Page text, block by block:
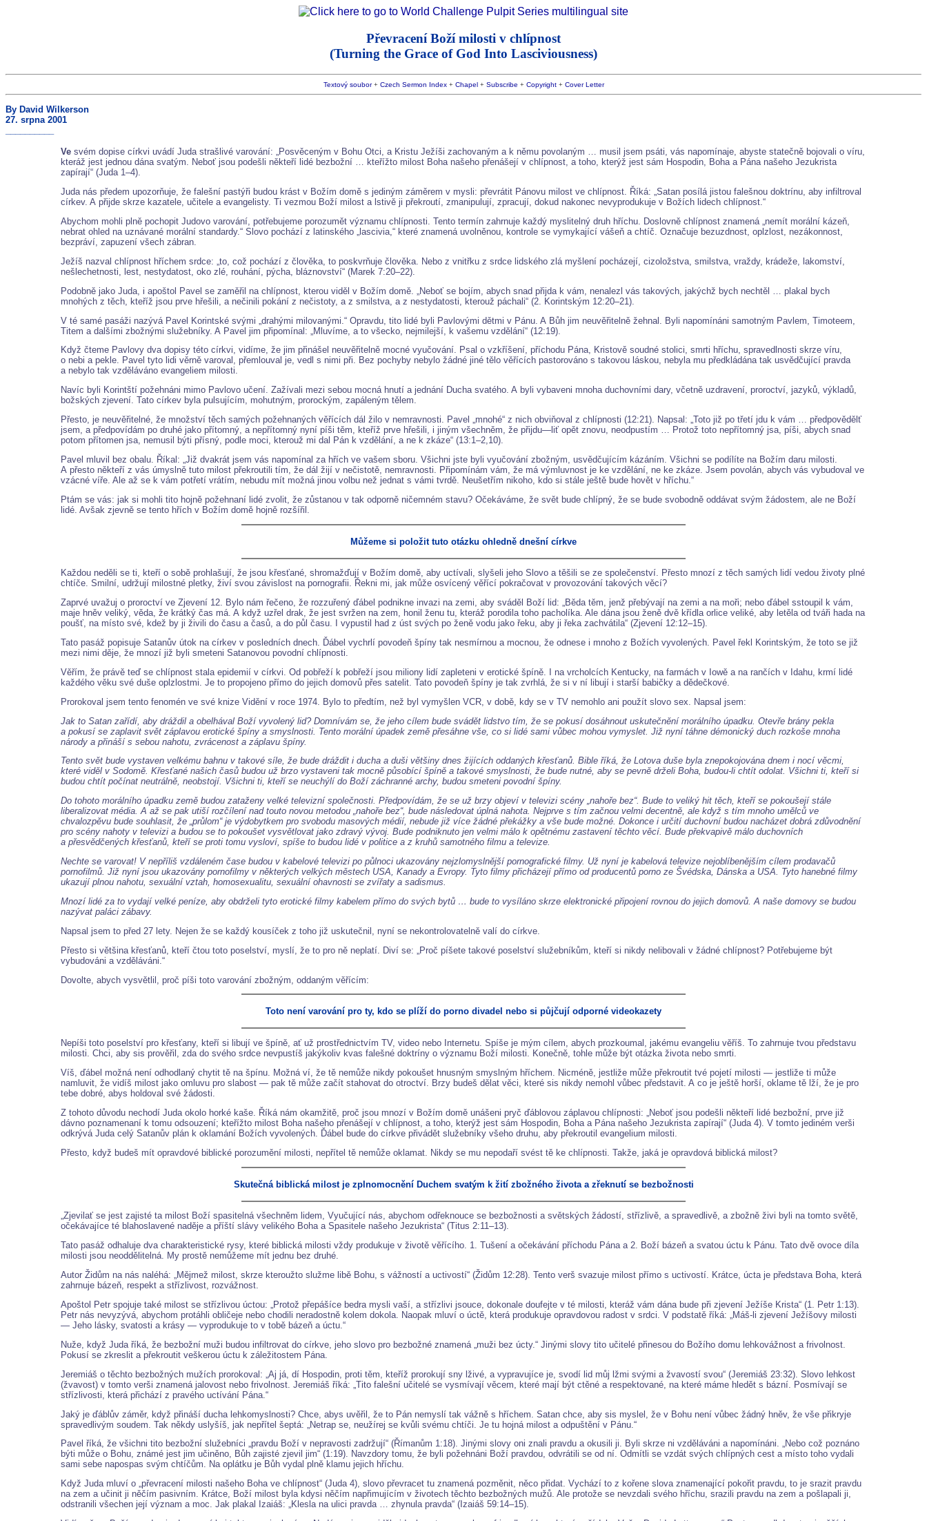
Převracení Boží milosti v chlípnost
(Turning the Grace of God Into Lasciviousness)
Textový soubor+ Czech Sermon Index+ Chapel + Subscribe + Copyright+ Cover Letter
By David Wilkerson
27. srpna 2001
Ve svém dopise církvi uvádí Juda strašlivé varování: „Posvěceným v Bohu Otci, a Kristu Ježíši zachovaným a k němu povolaným … musil jsem psáti, vás napomínaje, abyste statečně bojovali o víru,
kteráž jest jednou dána svatým. Neboť jsou podešli někteří lidé bezbožní … kteřížto milost Boha našeho přenášejí v chlípnost, a toho, kterýž jest sám Hospodin, Boha a Pána našeho Jezukrista
zapírají“ (Juda 1–4).
Juda nás předem upozorňuje, že falešní pastýři budou krást v Božím domě s jediným záměrem v mysli: převrátit Pánovu milost ve chlípnost. Říká: „Satan posílá jistou falešnou doktrínu, aby infiltroval
církev. A přijde skrze kazatele, učitele a evangelisty. Ti vezmou Boží milost a lstivě ji překroutí, zmanipulují, zpracují, dokud nakonec nevyprodukuje v Božích lidech chlípnost.“
Abychom mohli plně pochopit Judovo varování, potřebujeme porozumět významu chlípnosti. Tento termín zahrnuje každý myslitelný druh hříchu. Doslovně chlípnost znamená „nemít morální kázeň,
nebrat ohled na uznávané morální standardy.“ Slovo pochází z latinského „lascivia,“ které znamená uvolněnou, kontrole se vymykající vášeň a chtíč. Označuje bezuzdnost, oplzlost, nezákonnost,
bezpráví, zapuzení všech zábran.
Ježíš nazval chlípnost hříchem srdce: „to, což pochází z člověka, to poskvrňuje člověka. Nebo z vnitřku z srdce lidského zlá myšlení pocházejí, cizoložstva, smilstva, vraždy, krádeže, lakomství,
nešlechetnosti, lest, nestydatost, oko zlé, rouhání, pýcha, bláznovství“ (Marek 7:20–22).
Podobně jako Juda, i apoštol Pavel se zaměřil na chlípnost, kterou viděl v Božím domě. „Neboť se bojím, abych snad přijda k vám, nenalezl vás takových, jakýchž bych nechtěl … plakal bych
mnohých z těch, kteříž jsou prve hřešili, a nečinili pokání z nečistoty, a z smilstva, a z nestydatosti, kterouž páchali“ (2. Korintským 12:20–21).
V té samé pasáži nazývá Pavel Korintské svými „drahými milovanými.“ Opravdu, tito lidé byli Pavlovými dětmi v Pánu. A Bůh jim neuvěřitelně žehnal. Byli napomínáni samotným Pavlem, Timoteem,
Titem a dalšími zbožnými služebníky. A Pavel jim připomínal: „Mluvíme, a to všecko, nejmilejší, k vašemu vzdělání“ (12:19).
Když čteme Pavlovy dva dopisy této církvi, vidíme, že jim přinášel neuvěřitelně mocné vyučování. Psal o vzkříšení, příchodu Pána, Kristově soudné stolici, smrti hříchu, spravedlnosti skrze víru,
o nebi a pekle. Pavel tyto lidi věrně varoval, přemlouval je, vedl s nimi při. Bez pochyby nebylo žádné jiné tělo věřících pastorováno s takovou láskou, nebyla mu předkládána tak usvědčující pravda
a nebylo tak vzděláváno evangeliem milosti.
Navíc byli Korintští požehnáni mimo Pavlovo učení. Zažívali mezi sebou mocná hnutí a jednání Ducha svatého. A byli vybaveni mnoha duchovními dary, včetně uzdravení, proroctví, jazyků, výkladů,
božských zjevení. Tato církev byla pulsujícím, mohutným, prorockým, zapáleným tělem.
Přesto, je neuvěřitelné, že množství těch samých požehnaných věřících dál žilo v nemravnosti. Pavel „mnohé“ z nich obviňoval z chlípnosti (12:21). Napsal: „Toto již po třetí jdu k vám … předpovědělť
jsem, a předpovídám po druhé jako přítomný, a nepřítomný nyní píši těm, kteříž prve hřešili, i jiným všechněm, že přijdu—liť opět znovu, neodpustím … Protož toto nepřítomný jsa, píši, abych snad
potom přítomen jsa, nemusil býti přísný, podle moci, kterouž mi dal Pán k vzdělání, a ne k zkáze“ (13:1–2,10).
Pavel mluvil bez obalu. Říkal: „Již dvakrát jsem vás napomínal za hřích ve vašem sboru. Všichni jste byli vyučování zbožným, usvědčujícím kázáním. Všichni se podílíte na Božím daru milosti.
A přesto někteří z vás úmyslně tuto milost překroutili tím, že dál žijí v nečistotě, nemravnosti. Připomínám vám, že má výmluvnost je ke vzdělání, ne ke zkáze. Jsem povolán, abych vás vybudoval ve
vzácné víře. Ale až se k vám potřetí vrátím, nebudu mít možná jinou volbu než jednat s vámi tvrdě. Neušetřím nikoho, kdo si stále ještě bude hovět v hříchu.“
Ptám se vás: jak si mohli tito hojně požehnaní lidé zvolit, že zůstanou v tak odporně ničemném stavu? Očekáváme, že svět bude chlípný, že se bude svobodně oddávat svým žádostem, ale ne Boží
lidé. Avšak zjevně se tento hřích v Božím domě hojně rozšířil.
Můžeme si položit tuto otázku ohledně dnešní církve
Každou neděli se ti, kteří o sobě prohlašují, že jsou křesťané, shromažďují v Božím domě, aby uctívali, slyšeli jeho Slovo a těšili se ze společenství. Přesto mnozí z těch samých lidí vedou životy plné
chtíče. Smilní, udržují milostné pletky, živí svou závislost na pornografii. Řekni mi, jak může osvícený věřící pokračovat v provozování takových věcí?
Zaprvé uvažuj o proroctví ve Zjevení 12. Bylo nám řečeno, že rozzuřený ďábel podnikne invazi na zemi, aby sváděl Boží lid: „Běda těm, jenž přebývají na zemi a na moři; nebo ďábel sstoupil k vám,
maje hněv veliký, věda, že krátký čas má. A když uzřel drak, že jest svržen na zem, honil ženu tu, kteráž porodila toho pacholíka. Ale dána jsou ženě dvě křídla orlice veliké, aby letěla od tváři hada na
poušť, na místo své, kdež by ji živili do času a časů, a do půl času. I vypustil had z úst svých po ženě vodu jako řeku, aby ji řeka zachvátila“ (Zjevení 12:12–15).
Tato pasáž popisuje Satanův útok na církev v posledních dnech. Ďábel vychrlí povodeň špíny tak nesmírnou a mocnou, že odnese i mnoho z Božích vyvolených. Pavel řekl Korintským, že toto se již
mezi nimi děje, že mnozí již byli smeteni Satanovou povodní chlípnosti.
Věřím, že právě teď se chlípnost stala epidemií v církvi. Od pobřeží k pobřeží jsou miliony lidí zapleteni v erotické špíně. I na vrcholcích Kentucky, na farmách v Iowě a na rančích v Idahu, krmí lidé
každého věku své duše oplzlostmi. Je to propojeno přímo do jejich domovů přes satelit. Tato povodeň špíny je tak zvrhlá, že si v ní libují i starší babičky a dědečkové.
Prorokoval jsem tento fenomén ve své knize Vidění v roce 1974. Bylo to předtím, než byl vymyšlen VCR, v době, kdy se v TV nemohlo ani použít slovo sex. Napsal jsem:
Jak to Satan zařídí, aby dráždil a obelhával Boží vyvolený lid? Domnívám se, že jeho cílem bude svádět lidstvo tím, že se pokusí dosáhnout uskutečnění morálního úpadku. Otevře brány pekla
a pokusí se zaplavit svět záplavou erotické špíny a smyslnosti. Tento morální úpadek země přesáhne vše, co si lidé sami vůbec mohou vymyslet. Již nyní táhne démonický duch rozkoše mnoha
národy a přináší s sebou nahotu, zvrácenost a záplavu špíny.
Tento svět bude vystaven velkému bahnu v takové síle, že bude dráždit i ducha a duši většiny dnes žijících oddaných křesťanů. Bible říká, že Lotova duše byla znepokojována dnem i nocí věcmi,
které viděl v Sodomě. Křesťané našich časů budou už brzo vystaveni tak mocně působící špíně a takové smyslnosti, že bude nutné, aby se pevně drželi Boha, budou-li chtít odolat. Všichni ti, kteří si
budou chtít počínat neutrálně, neobstojí. Všichni ti, kteří se neuchýlí do Boží záchranné archy, budou smeteni povodní špíny.
Do tohoto morálního úpadku země budou zataženy velké televizní společnosti. Předpovídám, že se už brzy objeví v televizi scény „nahoře bez“. Bude to veliký hit těch, kteří se pokoušejí stále
liberalizovat média. A až se pak utiší rozčílení nad touto novou metodou „nahoře bez“, bude následovat úplná nahota. Nejprve s tím začnou velmi decentně, ale když s tím mnoho umělců ve
chvalozpěvu bude souhlasit, že „průlom“ je výdobytkem pro svobodu masových médií, nebude již více žádné překážky a vše bude možné. Dokonce i určití duchovní budou nacházet dobrá zdůvodnění
pro scény nahoty v televizi a budou se to pokoušet vysvětlovat jako zdravý vývoj. Bude podniknuto jen velmi málo k opětnému zastavení těchto věcí. Bude překvapivě málo duchovních
a přesvědčených křesťanů, kteří se proti tomu vysloví, spíše to budou lidé v politice a z kruhů samotného filmu a televize.
Nechte se varovat! V nepříliš vzdáleném čase budou v kabelové televizi po půlnoci ukazovány nejzlomyslnější pornografické filmy. Už nyní je kabelová televize nejoblíbenějším cílem prodavačů
pornofilmů. Již nyní jsou ukazovány pornofilmy v některých velkých městech USA, Kanady a Evropy. Tyto filmy přicházejí přímo od producentů porno ze Švédska, Dánska a USA. Tyto hanebné filmy
ukazují plnou nahotu, sexuální vztah, homosexualitu, sexuální ohavnosti se zvířaty a sadismus.
Mnozí lidé za to vydají velké peníze, aby obdrželi tyto erotické filmy kabelem přímo do svých bytů … bude to vysíláno skrze elektronické připojení rovnou do jejich domovů. A naše domovy se budou
nazývat paláci zábavy.
Napsal jsem to před 27 lety. Nejen že se každý kousíček z toho již uskutečnil, nyní se nekontrolovatelně valí do církve.
Přesto si většina křesťanů, kteří čtou toto poselství, myslí, že to pro ně neplatí. Diví se: „Proč píšete takové poselství služebníkům, kteří si nikdy nelibovali v žádné chlípnost? Potřebujeme být
vybudováni a vzděláváni.“
Dovolte, abych vysvětlil, proč píši toto varování zbožným, oddaným věřícím:
Toto není varování pro ty, kdo se plíží do porno divadel nebo si půjčují odporné videokazety
Nepíši toto poselství pro křesťany, kteří si libují ve špíně, ať už prostřednictvím TV, video nebo Internetu. Spíše je mým cílem, abych prozkoumal, jakému evangeliu věříš. To zahrnuje tvou představu
milosti. Chci, aby sis prověřil, zda do svého srdce nevpustíš jakýkoliv kvas falešné doktríny o významu Boží milosti. Konečně, tohle může být otázka života nebo smrti.
Víš, ďábel možná není odhodlaný chytit tě na špínu. Možná ví, že tě nemůže nikdy pokoušet hnusným smyslným hříchem. Nicméně, jestliže může překroutit tvé pojetí milosti — jestliže ti může
namluvit, že vidíš milost jako omluvu pro slabost — pak tě může začít stahovat do otroctví. Brzy budeš dělat věci, které sis nikdy nemohl vůbec představit. A co je ještě horší, oklame tě lží, že je pro
tebe dobré, abys holdoval své žádosti.
Z tohoto důvodu nechodí Juda okolo horké kaše. Říká nám okamžitě, proč jsou mnozí v Božím domě unášeni pryč ďáblovou záplavou chlípnosti: „Neboť jsou podešli někteří lidé bezbožní, prve již
dávno poznamenaní k tomu odsouzení; kteřížto milost Boha našeho přenášejí v chlípnost, a toho, kterýž jest sám Hospodin, Boha a Pána našeho Jezukrista zapírají“ (Juda 4). V tomto jediném verši
odkrývá Juda celý Satanův plán k oklamání Božích vyvolených. Ďábel bude do církve přivádět služebníky všeho druhu, aby překroutil evangelium milosti.
Přesto, když budeš mít opravdové biblické porozumění milosti, nepřítel tě nemůže oklamat. Nikdy se mu nepodaří svést tě ke chlípnosti. Takže, jaká je opravdová biblická milost?
Skutečná biblická milost je zplnomocnění Duchem svatým k žití zbožného života a zřeknutí se bezbožnosti
„Zjevilať se jest zajisté ta milost Boží spasitelná všechněm lidem, Vyučující nás, abychom odřeknouce se bezbožnosti a světských žádostí, střízlivě, a spravedlivě, a zbožně živi byli na tomto světě,
očekávajíce té blahoslavené naděje a příští slávy velikého Boha a Spasitele našeho Jezukrista“ (Titus 2:11–13).
Tato pasáž odhaluje dva charakteristické rysy, které biblická milosti vždy produkuje v životě věřícího. 1. Tušení a očekávání příchodu Pána a 2. Boží bázeň a svatou úctu k Pánu. Tato dvě ovoce díla
milosti jsou neoddělitelná. My prostě nemůžeme mít jednu bez druhé.
Autor Židům na nás naléhá: „Mějmež milost, skrze kteroužto služme libě Bohu, s vážností a uctivostí“ (Židům 12:28). Tento verš svazuje milost přímo s uctivostí. Krátce, úcta je představa Boha, která
zahrnuje bázeň, respekt a střízlivost, rozvážnost.
Apoštol Petr spojuje také milost se střízlivou úctou: „Protož přepášíce bedra mysli vaší, a střízlivi jsouce, dokonale doufejte v té milosti, kteráž vám dána bude při zjevení Ježíše Krista“ (1. Petr 1:13).
Petr nás nevyzývá, abychom protáhli obličeje nebo chodili neradostně kolem dokola. Naopak mluví o úctě, která produkuje opravdovou radost v srdci. V podstatě říká: „Máš-li zjevení Ježíšovy milosti
— Jeho lásky, svatosti a krásy — vyprodukuje to v tobě bázeň a úctu.“
Nuže, když Juda říká, že bezbožní muži budou infiltrovat do církve, jeho slovo pro bezbožné znamená „muži bez úcty.“ Jinými slovy tito učitelé přinesou do Božího domu lehkovážnost a frivolnost.
Pokusí se zkreslit a překroutit veškerou úctu k záležitostem Pána.
Jeremiáš o těchto bezbožných mužích prorokoval: „Aj já, dí Hospodin, proti těm, kteříž prorokují sny lživé, a vypravujíce je, svodí lid můj lžmi svými a žvavostí svou“ (Jeremiáš 23:32). Slovo lehkost
(žvavost) v tomto verši znamená jalovost nebo frivolnost. Jeremiáš říká: „Tito falešní učitelé se vysmívají věcem, které mají být ctěné a respektované, na které máme hledět s bázní. Posmívají se
střízlivosti, která přichází z pravého uctívání Pána.“
Jaký je ďáblův záměr, když přináší ducha lehkomyslnosti? Chce, abys uvěřil, že to Pán nemyslí tak vážně s hříchem. Satan chce, aby sis myslel, že v Bohu není vůbec žádný hněv, že vše přikryje
spravedlivým soudem. Tak někdy uslyšíš, jak nepřítel šeptá: „Netrap se, neužírej se kvůli svému chtíči. Je tu hojná milost a odpuštění v Pánu.“
Pavel říká, že všichni tito bezbožní služebníci „pravdu Boží v nepravosti zadržují“ (Římanům 1:18). Jinými slovy oni znali pravdu a okusili ji. Byli skrze ni vzděláváni a napomínáni. „Nebo což poznáno
býti může o Bohu, známé jest jim učiněno, Bůh zajisté zjevil jim“ (1:19). Navzdory tomu, že byli požehnáni Boží pravdou, odvrátili se od ní. Odmítli se vzdát svých chlípných cest a místo toho vydali
sami sebe napospas svým chtíčům. Na oplátku je Bůh vydal plně klamu jejich hříchu.
Když Juda mluví o „převracení milosti našeho Boha ve chlípnost“ (Juda 4), slovo převracet tu znamená pozměnit, něco přidat. Vychází to z kořene slova znamenající pokořit pravdu, to je srazit pravdu
na zem a učinit ji něčím pasivním. Krátce, Boží milost byla kdysi něčím napřimujícím v životech těchto bezbožných mužů. Ale protože se nevzdali svého hříchu, srazili pravdu na zem a pošlapali ji,
odstranili všechen její význam a moc. Jak plakal Izaiáš: „Klesla na ulici pravda … zhynula pravda“ (Izaiáš 59:14–15).